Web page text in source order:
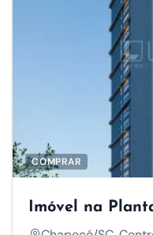
COMPRAR
Imóvel na